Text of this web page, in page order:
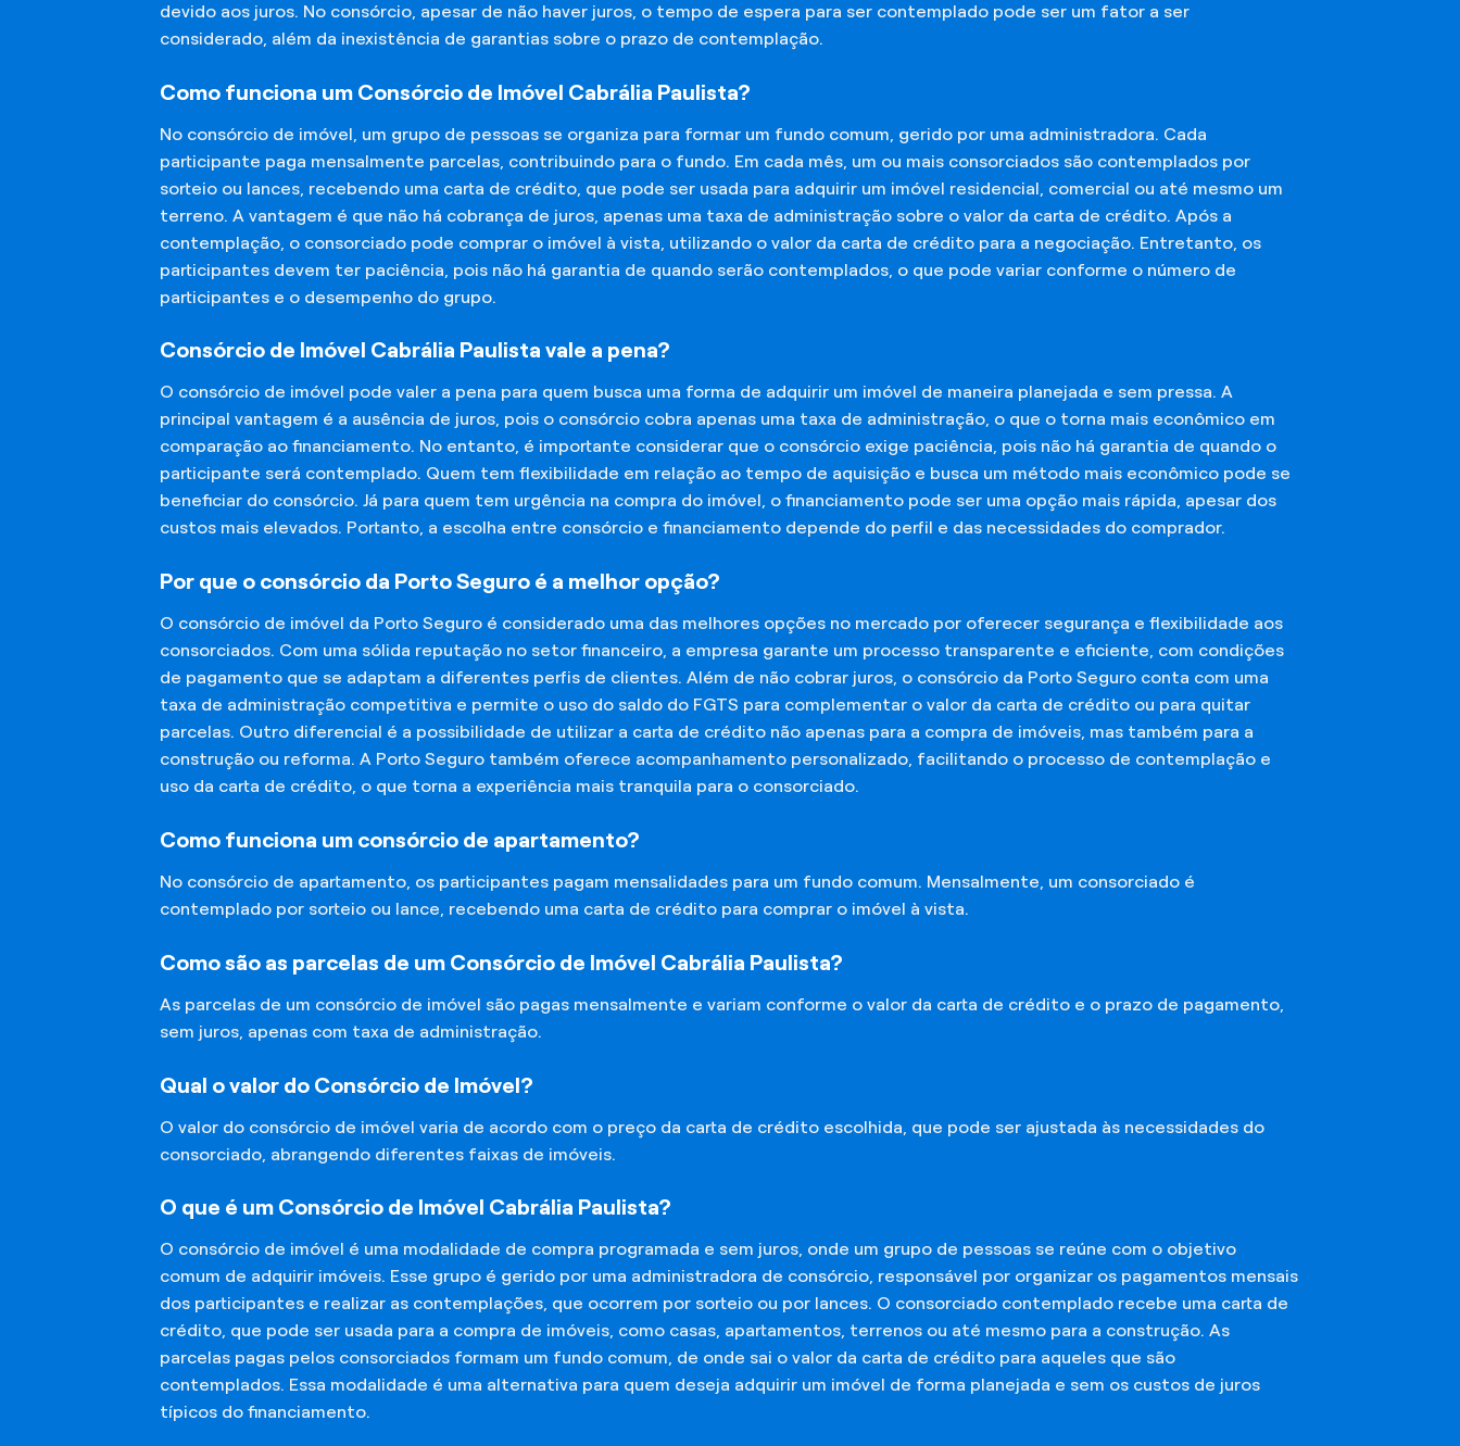
devido aos juros. No consórcio, apesar de não haver juros, o tempo de espera para ser contemplado pode ser um fator a ser
considerado, além da inexistência de garantias sobre o prazo de contemplação.
Como funciona um Consórcio de Imóvel Cabrália Paulista?
No consórcio de imóvel, um grupo de pessoas se organiza para formar um fundo comum, gerido por uma administradora. Cada
participante paga mensalmente parcelas, contribuindo para o fundo. Em cada mês, um ou mais consorciados são contemplados por
sorteio ou lances, recebendo uma carta de crédito, que pode ser usada para adquirir um imóvel residencial, comercial ou até mesmo um
terreno. A vantagem é que não há cobrança de juros, apenas uma taxa de administração sobre o valor da carta de crédito. Após a
contemplação, o consorciado pode comprar o imóvel à vista, utilizando o valor da carta de crédito para a negociação. Entretanto, os
participantes devem ter paciência, pois não há garantia de quando serão contemplados, o que pode variar conforme o número de
participantes e o desempenho do grupo.
Consórcio de Imóvel Cabrália Paulista vale a pena?
O consórcio de imóvel pode valer a pena para quem busca uma forma de adquirir um imóvel de maneira planejada e sem pressa. A
principal vantagem é a ausência de juros, pois o consórcio cobra apenas uma taxa de administração, o que o torna mais econômico em
comparação ao financiamento. No entanto, é importante considerar que o consórcio exige paciência, pois não há garantia de quando o
participante será contemplado. Quem tem flexibilidade em relação ao tempo de aquisição e busca um método mais econômico pode se
beneficiar do consórcio. Já para quem tem urgência na compra do imóvel, o financiamento pode ser uma opção mais rápida, apesar dos
custos mais elevados. Portanto, a escolha entre consórcio e financiamento depende do perfil e das necessidades do comprador.
Por que o consórcio da Porto Seguro é a melhor opção?
O consórcio de imóvel da Porto Seguro é considerado uma das melhores opções no mercado por oferecer segurança e flexibilidade aos
consorciados. Com uma sólida reputação no setor financeiro, a empresa garante um processo transparente e eficiente, com condições
de pagamento que se adaptam a diferentes perfis de clientes. Além de não cobrar juros, o consórcio da Porto Seguro conta com uma
taxa de administração competitiva e permite o uso do saldo do FGTS para complementar o valor da carta de crédito ou para quitar
parcelas. Outro diferencial é a possibilidade de utilizar a carta de crédito não apenas para a compra de imóveis, mas também para a
construção ou reforma. A Porto Seguro também oferece acompanhamento personalizado, facilitando o processo de contemplação e
uso da carta de crédito, o que torna a experiência mais tranquila para o consorciado.
Como funciona um consórcio de apartamento?
No consórcio de apartamento, os participantes pagam mensalidades para um fundo comum. Mensalmente, um consorciado é
contemplado por sorteio ou lance, recebendo uma carta de crédito para comprar o imóvel à vista.
Como são as parcelas de um Consórcio de Imóvel Cabrália Paulista?
As parcelas de um consórcio de imóvel são pagas mensalmente e variam conforme o valor da carta de crédito e o prazo de pagamento,
sem juros, apenas com taxa de administração.
Qual o valor do Consórcio de Imóvel?
O valor do consórcio de imóvel varia de acordo com o preço da carta de crédito escolhida, que pode ser ajustada às necessidades do
consorciado, abrangendo diferentes faixas de imóveis.
O que é um Consórcio de Imóvel Cabrália Paulista?
O consórcio de imóvel é uma modalidade de compra programada e sem juros, onde um grupo de pessoas se reúne com o objetivo
comum de adquirir imóveis. Esse grupo é gerido por uma administradora de consórcio, responsável por organizar os pagamentos mensais
dos participantes e realizar as contemplações, que ocorrem por sorteio ou por lances. O consorciado contemplado recebe uma carta de
crédito, que pode ser usada para a compra de imóveis, como casas, apartamentos, terrenos ou até mesmo para a construção. As
parcelas pagas pelos consorciados formam um fundo comum, de onde sai o valor da carta de crédito para aqueles que são
contemplados. Essa modalidade é uma alternativa para quem deseja adquirir um imóvel de forma planejada e sem os custos de juros
típicos do financiamento.